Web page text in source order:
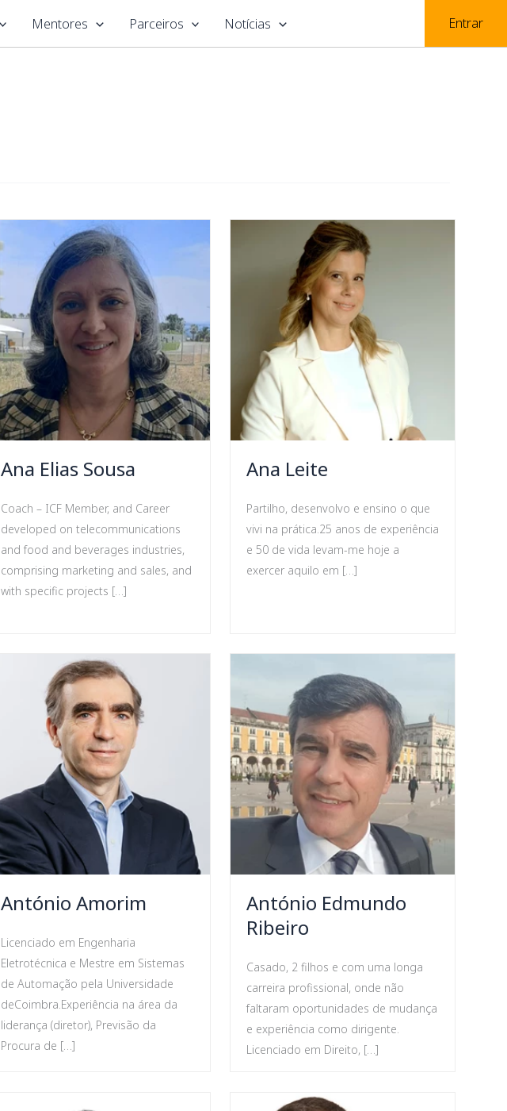
Mentores Parceiros Notícias Entrar
Ana Elias Sousa
Coach – ICF Member, and Career
developed on telecommunications
and food and beverages industries,
comprising marketing and sales, and
with specific projects […]
Ana Leite
Partilho, desenvolvo e ensino o que
vivi na prática.25 anos de experiência
e 50 de vida levam-me hoje a
exercer aquilo em […]
António Amorim
Licenciado em Engenharia
Eletrotécnica e Mestre em Sistemas
de Automação pela Universidade
deCoimbra.Experiência na área da
liderança (diretor), Previsão da
Procura de […]
António Edmundo
Ribeiro
Casado, 2 filhos e com uma longa
carreira profissional, onde não
faltaram oportunidades de mudança
e experiência como dirigente.
Licenciado em Direito, […]